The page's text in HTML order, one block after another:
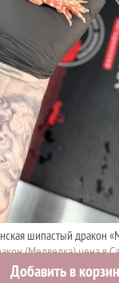
шипастый дракон
(Медведка) цена в
1950 руб.
Добавить в